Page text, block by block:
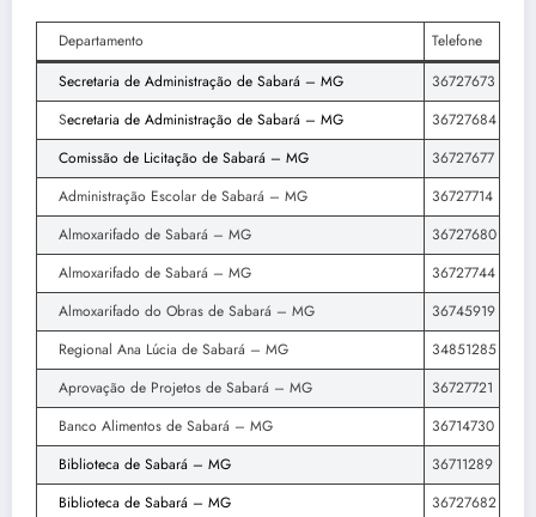
Departamento
Telefone
Secretaria de Administração de Sabará – MG
36727673
Secretaria de Administração de Sabará – MG
36727684
Comissão de Licitação de Sabará – MG
36727677
Administração Escolar de Sabará – MG
36727714
Almoxarifado de Sabará – MG
36727680
Almoxarifado de Sabará – MG
36727744
Almoxarifado do Obras de Sabará – MG
36745919
Regional Ana Lúcia de Sabará – MG
34851285
Aprovação de Projetos de Sabará – MG
36727721
Banco Alimentos de Sabará – MG
36714730
Biblioteca de Sabará – MG
36711289
Biblioteca de Sabará – MG
36727682